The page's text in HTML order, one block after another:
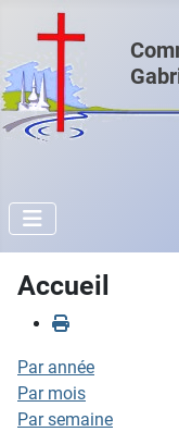
Accueil
Par année
Par mois
Par semaine